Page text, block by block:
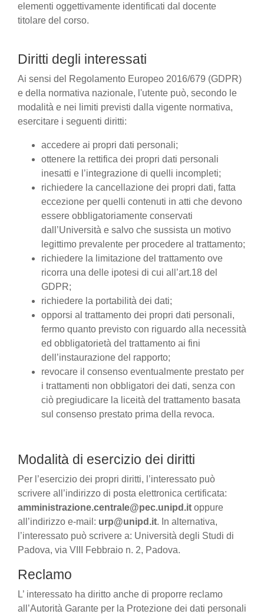
elementi oggettivamente identificati dal docente
titolare del corso.
Diritti degli interessati
Ai sensi del Regolamento Europeo 2016/679 (GDPR)
e della normativa nazionale, l'utente può, secondo le
modalità e nei limiti previsti dalla vigente normativa,
esercitare i seguenti diritti:
accedere ai propri dati personali;
ottenere la rettifica dei propri dati personali
inesatti e l’integrazione di quelli incompleti;
richiedere la cancellazione dei propri dati, fatta
eccezione per quelli contenuti in atti che devono
essere obbligatoriamente conservati
dall’Università e salvo che sussista un motivo
legittimo prevalente per procedere al trattamento;
richiedere la limitazione del trattamento ove
ricorra una delle ipotesi di cui all’art.18 del
GDPR;
richiedere la portabilità dei dati;
opporsi al trattamento dei propri dati personali,
fermo quanto previsto con riguardo alla necessità
ed obbligatorietà del trattamento ai fini
dell’instaurazione del rapporto;
revocare il consenso eventualmente prestato per
i trattamenti non obbligatori dei dati, senza con
ciò pregiudicare la liceità del trattamento basata
sul consenso prestato prima della revoca.
Modalità di esercizio dei diritti
Per l’esercizio dei propri diritti, l’interessato può
scrivere all’indirizzo di posta elettronica certificata:
amministrazione.centrale@pec.unipd.it oppure
all’indirizzo e-mail: urp@unipd.it. In alternativa,
l’interessato può scrivere a: Università degli Studi di
Padova, via VIII Febbraio n. 2, Padova.
Reclamo
L’ interessato ha diritto anche di proporre reclamo
all’Autorità Garante per la Protezione dei dati personali